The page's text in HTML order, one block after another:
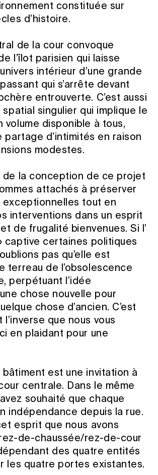
constituée sur
d’histoire.
de la cour convoque
l’îlot parisien qui laisse
intérieur d’une grande
qui s’arrête devant
entrouverte. C’est aussi
singulier qui implique le
volume disponible à tous,
partage d’intimités en raison
modestes.
de la conception de ce projet
attachés à préserver
exceptionnelles tout en
interventions dans un esprit
de frugalité bienvenues. Si l’
captive certaines politiques
pas qu’elle est
terreau de l’obsolescence
perpétuant l’idée
chose nouvelle pour
chose d’ancien. C’est
que nous vous
en plaidant pour une
bâtiment est une invitation à
centrale. Dans le même
souhaité que chaque
indépendance depuis la rue.
esprit que nous avons
de-chaussée/rez-de-cour
des quatre entités
les quatre portes existantes.